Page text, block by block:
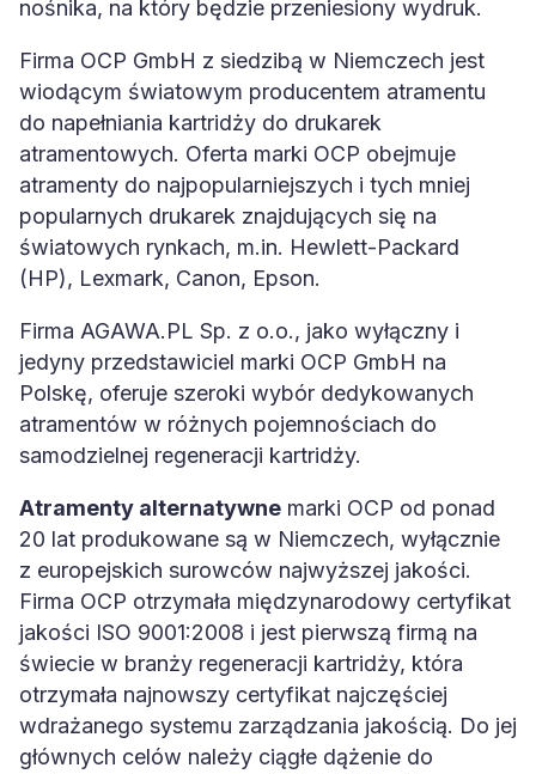
nośnika, na który będzie przeniesiony wydruk.
Firma OCP GmbH z siedzibą w Niemczech jest
wiodącym światowym producentem atramentu
do napełniania kartridży do drukarek
atramentowych. Oferta marki OCP obejmuje
atramenty do najpopularniejszych i tych mniej
popularnych drukarek znajdujących się na
światowych rynkach, m.in. Hewlett-Packard
(HP), Lexmark, Canon, Epson.
Firma AGAWA.PL Sp. z o.o., jako wyłączny i
jedyny przedstawiciel marki OCP GmbH na
Polskę, oferuje szeroki wybór dedykowanych
atramentów w różnych pojemnościach do
samodzielnej regeneracji kartridży.
Atramenty alternatywne marki OCP od ponad
20 lat produkowane są w Niemczech, wyłącznie
z europejskich surowców najwyższej jakości.
Firma OCP otrzymała międzynarodowy certyfikat
jakości ISO 9001:2008 i jest pierwszą firmą na
świecie w branży regeneracji kartridży, która
otrzymała najnowszy certyfikat najczęściej
wdrażanego systemu zarządzania jakością. Do jej
głównych celów należy ciągłe dążenie do